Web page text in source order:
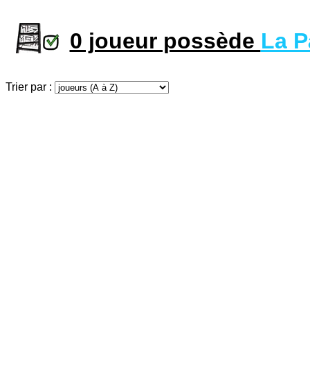
0 joueur possède La
Trier par :